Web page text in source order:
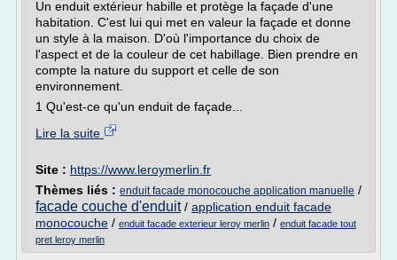
Un enduit extérieur habille et protège la façade d'une
habitation. C'est lui qui met en valeur la façade et donne
un style à la maison. D'où l'importance du choix de
l'aspect et de la couleur de cet habillage. Bien prendre en
compte la nature du support et celle de son
environnement.
1 Qu'est-ce qu'un enduit de façade...
Lire la suite
Site : https://www.leroymerlin.fr
Thèmes liés : enduit facade monocouche application manuelle /
facade couche d'enduit/ application enduit facade
monocouche / enduit facade exterieur leroy merlin / enduit facade tout
pret leroy merlin